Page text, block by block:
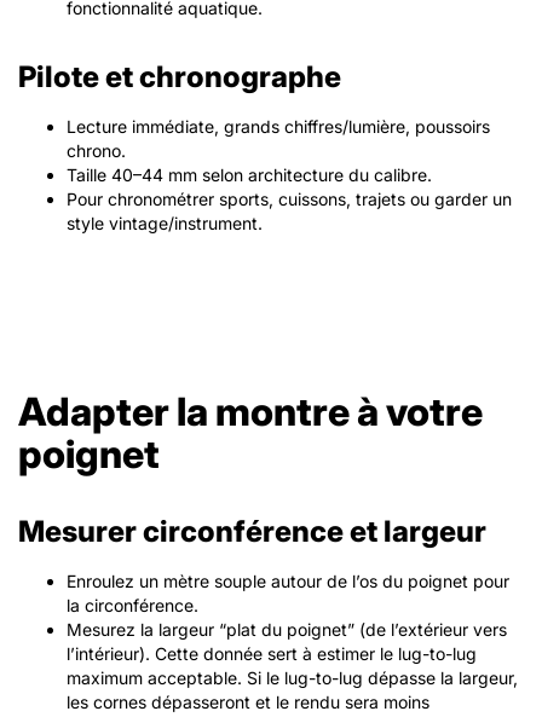
fonctionnalité aquatique.
Pilote et chronographe
Lecture immédiate, grands chiffres/lumière, poussoirs
chrono.
Taille 40–44 mm selon architecture du calibre.
Pour chronométrer sports, cuissons, trajets ou garder un
style vintage/instrument.
Adapter la montre à votre
poignet
Mesurer circonférence et largeur
Enroulez un mètre souple autour de l’os du poignet pour
la circonférence.
Mesurez la largeur “plat du poignet” (de l’extérieur vers
l’intérieur). Cette donnée sert à estimer le lug-to-lug
maximum acceptable. Si le lug-to-lug dépasse la largeur,
les cornes dépasseront et le rendu sera moins